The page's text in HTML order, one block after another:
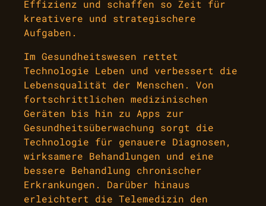
Effizienz und schaffen so Zeit für
kreativere und strategischere
Aufgaben.
Im Gesundheitswesen rettet
Technologie Leben und verbessert die
Lebensqualität der Menschen. Von
fortschrittlichen medizinischen
Geräten bis hin zu Apps zur
Gesundheitsüberwachung sorgt die
Technologie für genauere Diagnosen,
wirksamere Behandlungen und eine
bessere Behandlung chronischer
Erkrankungen. Darüber hinaus
erleichtert die Telemedizin den